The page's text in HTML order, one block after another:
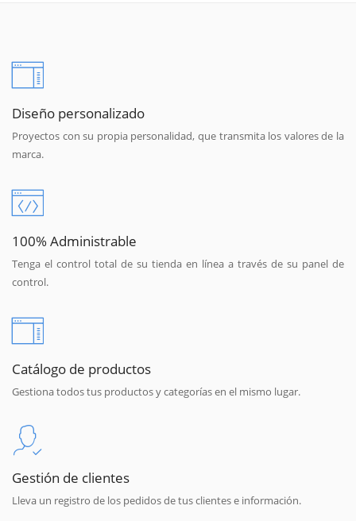
Diseño personalizado
Proyectos con su propia personalidad, que transmita los valores de la
marca.
100% Administrable
Tenga el control total de su tienda en línea a través de su panel de
control.
Catálogo de productos
Gestiona todos tus productos y categorías en el mismo lugar.
Gestión de clientes
Lleva un registro de los pedidos de tus clientes e información.